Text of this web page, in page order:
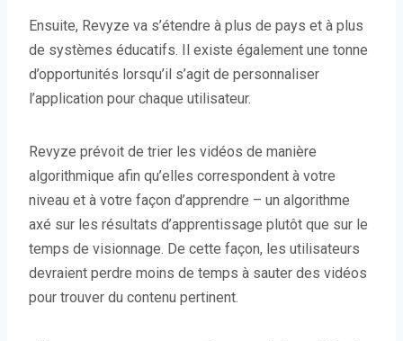
Ensuite, Revyze va s’étendre à plus de pays et à plus
de systèmes éducatifs. Il existe également une tonne
d’opportunités lorsqu’il s’agit de personnaliser
l’application pour chaque utilisateur.
Revyze prévoit de trier les vidéos de manière
algorithmique afin qu’elles correspondent à votre
niveau et à votre façon d’apprendre – un algorithme
axé sur les résultats d’apprentissage plutôt que sur le
temps de visionnage. De cette façon, les utilisateurs
devraient perdre moins de temps à sauter des vidéos
pour trouver du contenu pertinent.